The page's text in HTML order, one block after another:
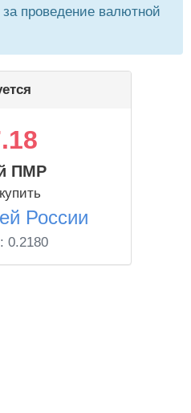
проведение валютной
ПМР
России
0.2180